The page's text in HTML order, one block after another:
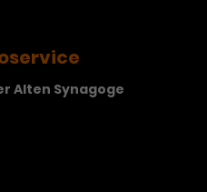
Alten Synagoge